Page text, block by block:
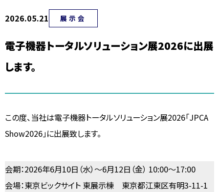
2026.05.21 展示会
電子機器トータルソリューション展2026に出展
します。
この度、当社は電子機器トータルソリューション展2026「JPCA
Show2026」に出展致します。
会期：2026年6月10日（水）～6月12日（金） 10:00～17:00
会場：東京ビックサイト 東展示棟 東京都江東区有明3-11-1